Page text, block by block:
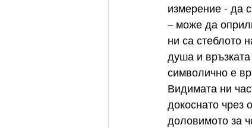
измерение - да
– може да
ни са стеблото
душа и
символично е
Видимата ни
докоснато
доловимото за